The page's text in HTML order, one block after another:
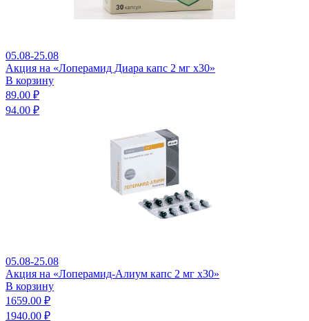
05.08-25.08
Акция на «Лоперамид Диара капс 2 мг x30»
В корзину
89.00 ₽
94.00 ₽
05.08-25.08
Акция на «Лоперамид-Алиум капс 2 мг x30»
В корзину
1659.00 ₽
1940.00 ₽